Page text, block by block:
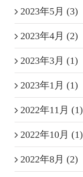
2023年5月 (3)
2023年4月 (2)
2023年3月 (1)
2023年1月 (1)
2022年11月 (1)
2022年10月 (1)
2022年8月 (2)